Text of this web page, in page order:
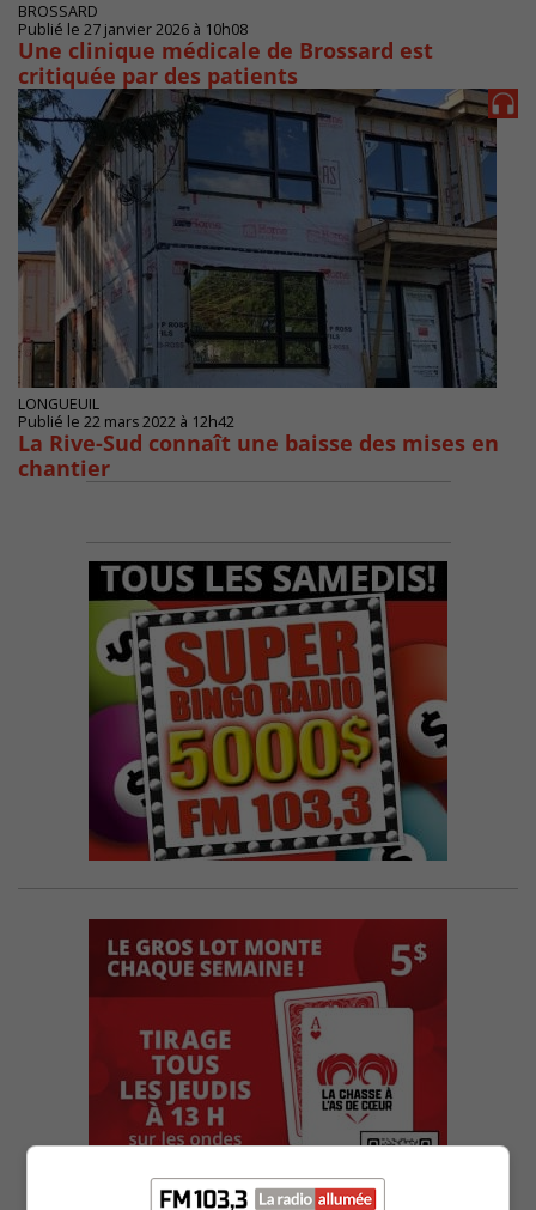
BROSSARD
Publié le 27 janvier 2026 à 10h08
Une clinique médicale de Brossard est
critiquée par des patients
LONGUEUIL
Publié le 22 mars 2022 à 12h42
La Rive-Sud connaît une baisse des mises en
chantier